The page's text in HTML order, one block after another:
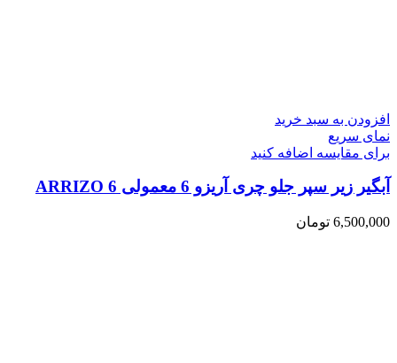
افزودن به سبد خرید
نمای سریع
برای مقایسه اضافه کنید
آبگیر زیر سپر جلو چری آریزو 6 معمولی ARRIZO 6
6,500,000 تومان